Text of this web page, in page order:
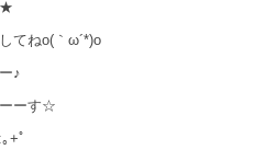
★
てねo(｀ω´*)o
♪
ーーす☆
+ﾟ